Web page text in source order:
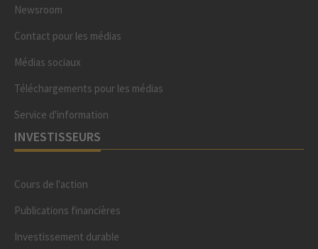
Newsroom
Contact pour les médias
Médias sociaux
Téléchargements pour les médias
Service d'information
INVESTISSEURS
Cours de l'action
Publications financières
Investissement durable